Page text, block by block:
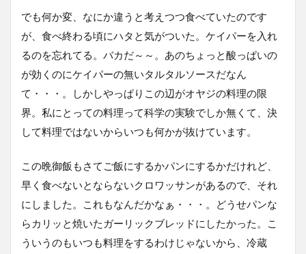
でも何か変、なにか違うと考えつつ食べていたのです
が、食べ終わる頃にハタと気がついた。ケイパーを入れ
るのを忘れてる。バカだ～～。あのちょっと酸っぱいの
が効くのにケイパーの無いタルタルソースだなん
て・・・。しかしやっぱりこの辺がオヤジの料理の限
界。私にとっての料理って科学の実験でしか無くて、決
して料理ではないからいつも何かが抜けています。
この晩御飯もさてご飯にするかパンにするかだけれど、
早く食べないとならないクロワッサンがあるので、それ
にしました。これもなんだかなぁ・・・。どうせパンな
らカリッと焼いたガーリックブレッドにしたかった。こ
ういうのもいつも料理をするわけじゃないから、冷蔵